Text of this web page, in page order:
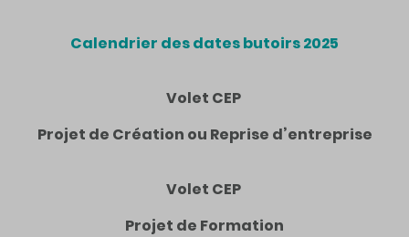
Calendrier des dates butoirs 2025
Volet CEP
Projet de Création ou Reprise d’entreprise
Volet CEP
Projet de Formation